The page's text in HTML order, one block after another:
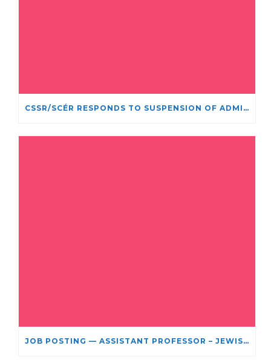
CSSR/SCÉR RESPONDS TO SUSPENSION OF ADMISSIONS IN YORK UNIVERSITY’S RELIGIOUS STUDIES PROGRAM
JOB POSTING — ASSISTANT PROFESSOR – JEWISH STUDIES